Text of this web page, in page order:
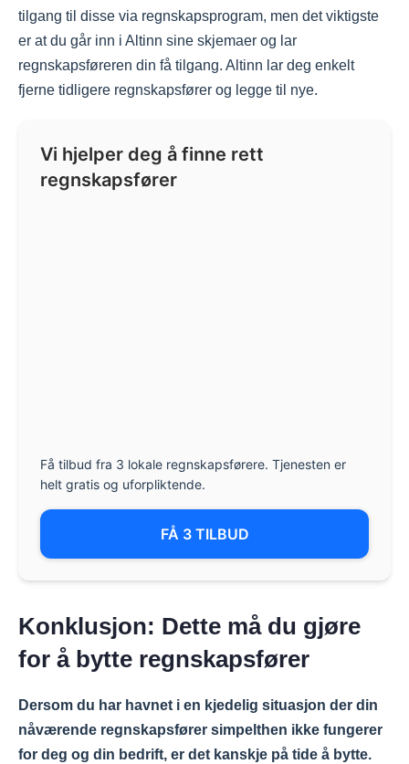
tilgang til disse via regnskapsprogram, men det viktigste
er at du går inn i Altinn sine skjemaer og lar
regnskapsføreren din få tilgang. Altinn lar deg enkelt
fjerne tidligere regnskapsfører og legge til nye.
Vi hjelper deg å finne rett
regnskapsfører
Få tilbud fra 3 lokale regnskapsførere. Tjenesten er
helt gratis og uforpliktende.
FÅ 3 TILBUD
Konklusjon: Dette må du gjøre
for å bytte regnskapsfører
Dersom du har havnet i en kjedelig situasjon der din
nåværende regnskapsfører simpelthen ikke fungerer
for deg og din bedrift, er det kanskje på tide å bytte.